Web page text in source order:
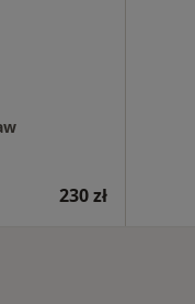
230 zł